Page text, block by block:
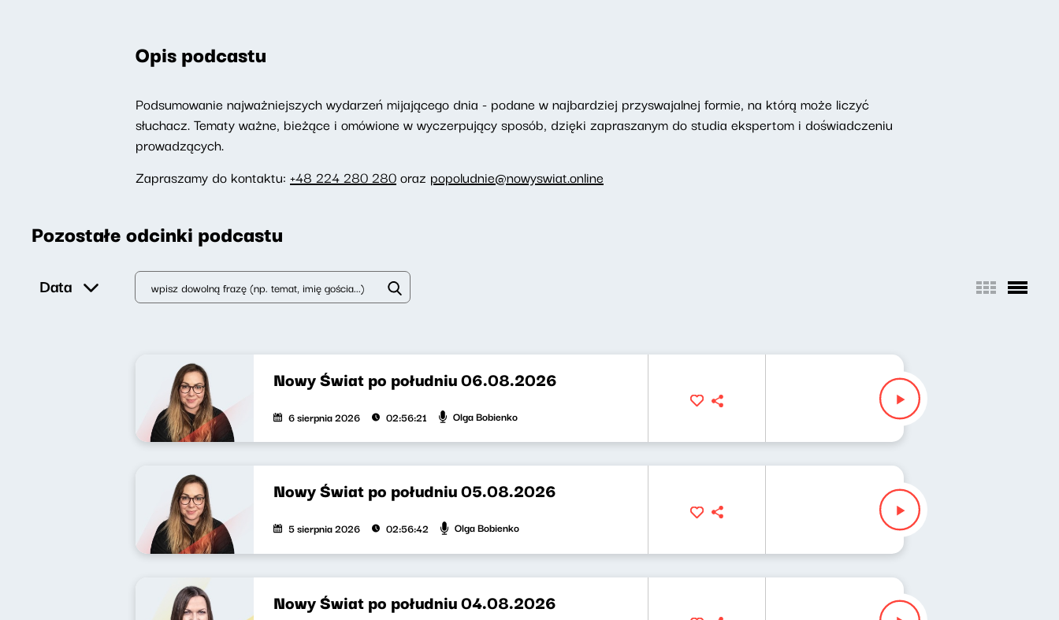
Opis podcastu
Podsumowanie najważniejszych wydarzeń mijającego dnia - podane w najbardziej przyswajalnej formie, na którą może liczyć
słuchacz. Tematy ważne, bieżące i omówione w wyczerpujący sposób, dzięki zapraszanym do studia ekspertom i doświadczeniu
prowadzących.
Zapraszamy do kontaktu: +48 224 280 280oraz popoludnie@nowyswiat.online
Pozostałe odcinki podcastu
Data
Nowy Świat po południu 06.08.2026
6 sierpnia 2026 02:56:21 Olga Bobienko
Nowy Świat po południu 05.08.2026
5 sierpnia 2026 02:56:42 Olga Bobienko
Nowy Świat po południu 04.08.2026